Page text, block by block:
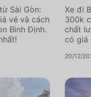
Sài Gòn:
vé và cách
Bình Định.
Xe đi
300k
chất
có giá
20/12/